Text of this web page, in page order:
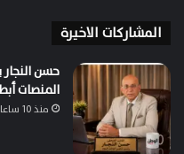
المشاركات الاخيرة
حسن
المنصات
منذ 10 ساعات